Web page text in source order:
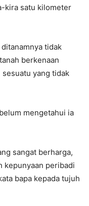
kira satu kilometer
tidak
berkenaan
yang tidak
mengetahui ia
sangat berharga,
kepunyaan peribadi
bapa kepada tujuh